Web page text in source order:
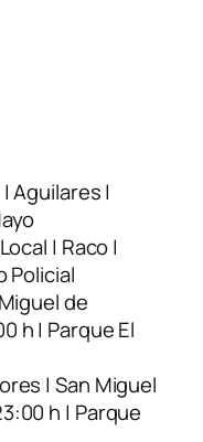
Aguilares |
| Raco |
Policial
de
h | Parque El
| San Miguel
h | Parque